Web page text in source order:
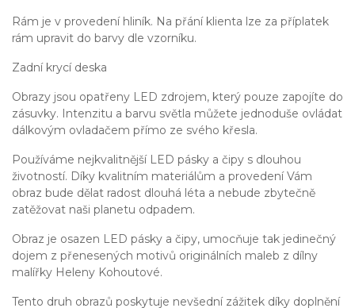
Rám je v provedení hliník. Na přání klienta lze za příplatek
rám upravit do barvy dle vzorníku.
Zadní krycí deska
Obrazy jsou opatřeny LED zdrojem, který pouze zapojíte do
zásuvky. Intenzitu a barvu světla můžete jednoduše ovládat
dálkovým ovladačem přímo ze svého křesla.
Používáme nejkvalitnější LED pásky a čipy s dlouhou
životností. Díky kvalitním materiálům a provedení Vám
obraz bude dělat radost dlouhá léta a nebude zbytečně
zatěžovat naši planetu odpadem.
Obraz je osazen LED pásky a čipy, umocňuje tak jedinečný
dojem z přenesených motivů originálních maleb z dílny
malířky Heleny Kohoutové.
Tento druh obrazů poskytuje nevšední zážitek díky doplnění